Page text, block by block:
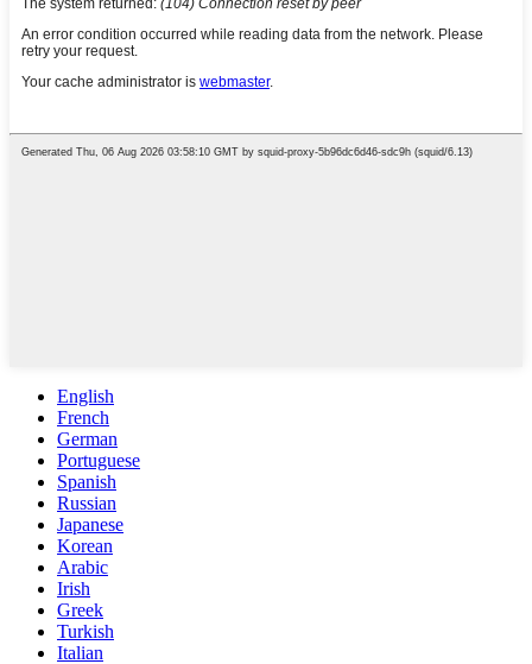
English
French
German
Portuguese
Spanish
Russian
Japanese
Korean
Arabic
Irish
Greek
Turkish
Italian